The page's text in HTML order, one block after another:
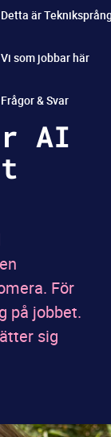
Detta är
Vi som jobbar här
Frågor & Svar
AI
För
på jobbet.
sig